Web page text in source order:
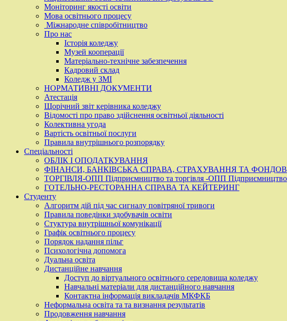
Моніторинг якості освіти
Мова освітнього процесу
Міжнародне співробітництво
Про нас
Історія коледжу
Музей кооперації
Матеріально-технічне забезпечення
Кадровий склад
Коледж у ЗМІ
НОРМАТИВНІ ДОКУМЕНТИ
Атестація
Щорічний звіт керівника коледжу
Відомості про право здійснення освітньої діяльності
Колективна угода
Вартість освітньої послуги
Правила внутрішнього розпорядку
Спеціальності
ОБЛІК І ОПОДАТКУВАННЯ
ФІНАНСИ, БАНКІВСЬКА СПРАВА, СТРАХУВАННЯ ТА
ТОРГІВЛЯ-ОПП Підприємництво та торгівля -ОПП Підприємництво
ГОТЕЛЬНО-РЕСТОРАННА СПРАВА ТА КЕЙТЕРИНГ
Студенту
Алгоритм дій під час сигналу повітряної тривоги
Правила поведінки здобувачів освіти
Стуктура внутрішньої комунікації
Графік освітнього процесу
Порядок надання пільг
Психологічна допомога
Дуальна освіта
Дистанційне навчання
Доступ до віртуального освітнього середовища коледжу
Навчальні матеріали для дистанційного навчання
Контактна інформація викладачів МКФКБ
Неформальна освіта та та визнання результатів
Продовження навчання